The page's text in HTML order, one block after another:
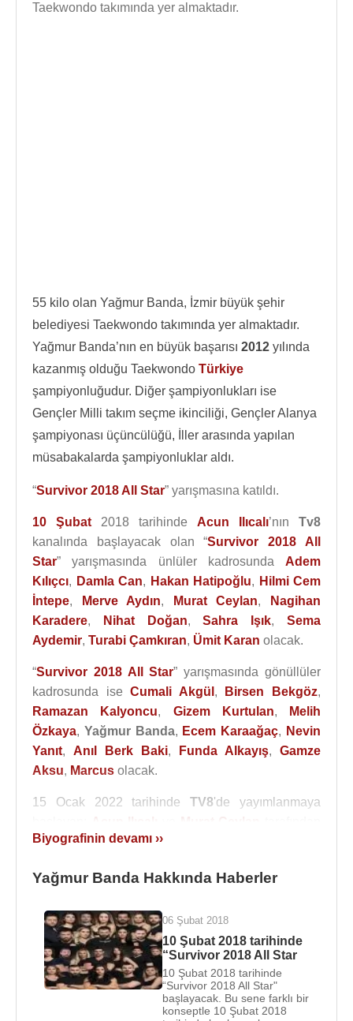
Taekwondo takımında yer almaktadır.
55 kilo olan Yağmur Banda, İzmir büyük şehir
belediyesi Taekwondo takımında yer almaktadır.
Yağmur Banda’nın en büyük başarısı 2012 yılında
kazanmış olduğu Taekwondo Türkiye
şampiyonluğudur. Diğer şampiyonlukları ise
Gençler Milli takım seçme ikinciliği, Gençler Alanya
şampiyonası üçüncülüğü, İller arasında yapılan
müsabakalarda şampiyonluklar aldı.
“Survivor 2018 All Star” yarışmasına katıldı.
10 Şubat 2018 tarihinde Acun Ilıcalı’nın Tv8
kanalında başlayacak olan “Survivor 2018 All
Star” yarışmasında ünlüler kadrosunda Adem
Kılıçcı, Damla Can, Hakan Hatipoğlu, Hilmi Cem
İntepe, Merve Aydın, Murat Ceylan,
Nagihan
Karadere, Nihat Doğan,Sahra Işık,Sema
Aydemir, Turabi Çamkıran, Ümit Karan olacak.
“Survivor 2018 All Star” yarışmasında gönüllüler
kadrosunda iseCumali Akgül , Birsen Bekgöz,
Ramazan Kalyoncu, Gizem Kurtulan,
Melih
Özkaya, Yağmur Banda, Ecem Karaağaç, Nevin
Yanıt, Anıl Berk Baki, Funda Alkayış, Gamze
Aksu, Marcus olacak.
15 Ocak 2022 tarihindeTV8'de yayımlanmaya
sunulanSurvivor 2022: All Star
yarışmada Ünlüler takımındaÇağan Atakan
Karadere,Aycan Yanaç,Barış Murat Yağcı
Merve Aydın,Batuhan Karacakaya,Sema
Aydemir,Furkan Kızılay,Elif Yıldırım Gören
Sercan Yıldırım,Mert Öcal ,Birsen Bekgöz
Biyografinin devamı ››
Yağmur Banda Hakkında Haberler
06 Şubat 2018
10 Şubat 2018 tarihinde
“Survivor 2018 All Star
10 Şubat 2018 tarihinde
“Survivor 2018 All Star"
başlayacak. Bu sene farklı bir
konseptle 10 Şubat 2018